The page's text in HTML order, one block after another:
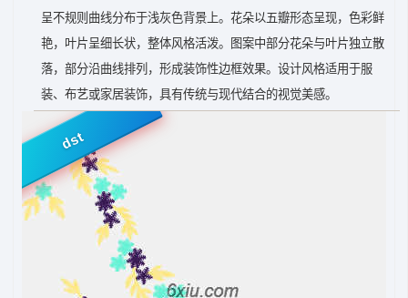
呈不规则曲线分布于浅灰色背景上。花朵以五瓣形态呈现，色彩鲜
艳，叶片呈细长状，整体风格活泼。图案中部分花朵与叶片独立散
落，部分沿曲线排列，形成装饰性边框效果。设计风格适用于服
装、布艺或家居装饰，具有传统与现代结合的视觉美感。
dst